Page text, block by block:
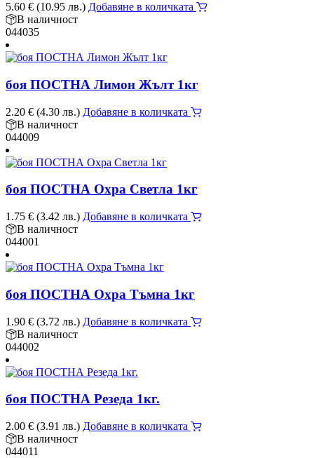
5.60 € (10.95 лв.) Добавяне в количката
В наличност
044035
боя ПОСТНА Лимон Жълт 1кг
2.20 € (4.30 лв.) Добавяне в количката
В наличност
044009
боя ПОСТНА Охра Светла 1кг
1.75 € (3.42 лв.) Добавяне в количката
В наличност
044001
боя ПОСТНА Охра Тъмна 1кг
1.90 € (3.72 лв.) Добавяне в количката
В наличност
044002
боя ПОСТНА Резеда 1кг.
2.00 € (3.91 лв.) Добавяне в количката
В наличност
044011